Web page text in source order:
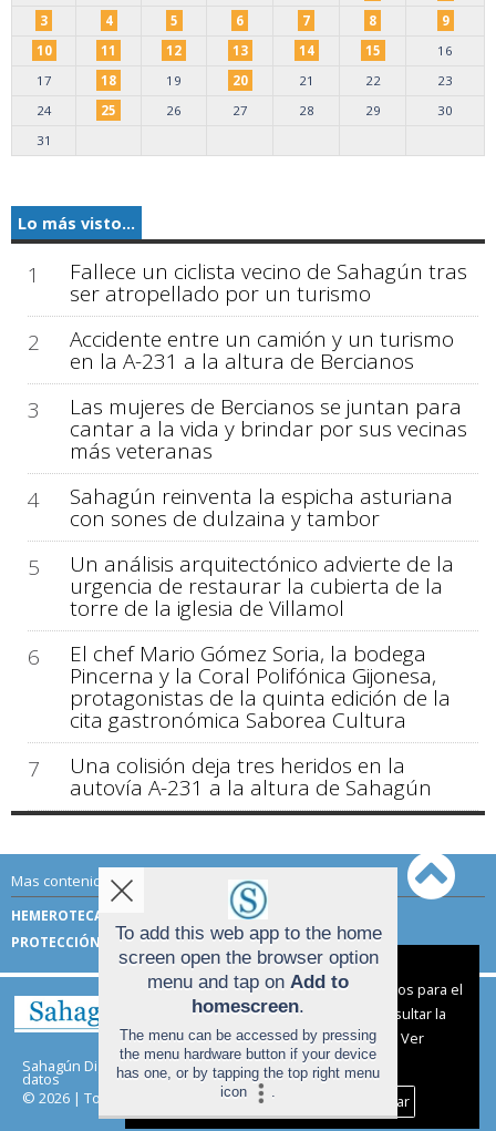
3
4 5 6 7 8
9
10
11 12 13 14 15
16
17
18 19 20 21 22
23
24
25 26 27 28 29
30
31
Lo más visto...
1 Fallece un ciclista vecino de Sahagún tras
ser atropellado por un turismo
2
Accidente entre un camión y un turismo
en la A-231 a la altura de Bercianos
3
Las mujeres de Bercianos se juntan para
cantar a la vida y brindar por sus vecinas
más veteranas
4
Sahagún reinventa la espicha asturiana
con sones de dulzaina y tambor
5
Un análisis arquitectónico advierte de la
urgencia de restaurar la cubierta de la
torre de la iglesia de Villamol
6
El chef Mario Gómez Soria, la bodega
Pincerna y la Coral Polifónica Gijonesa,
protagonistas de la quinta edición de la
cita gastronómica Saborea Cultura
7
Una colisión deja tres heridos en la
autovía A-231 a la altura de Sahagún
Mas contenido de Sahagún Digital:
HEMEROTECA
TÉRMINOS DE USO
PROTECCIÓN DE DATOS
Sahagún Digital | Términos de uso|Protección de
datos
© 2026 | Todos los derechos reservados
Aviso sobre el Uso de cookies:
Utilizamos cookies nuestras y de terceros para el
funcionamiento del digital. Puedes consultar la
lista de cookies y como desconectarlas.
Ver
nuestra Política de Privacidad y Cookies
Aceptar Cookies
Personalizar
To add this web app to the home
screen open the browser option
menu and tap on Add to
homescreen.
The menu can be accessed by pressing
the menu hardware button if your device
has one, or by tapping the top right menu
icon
.